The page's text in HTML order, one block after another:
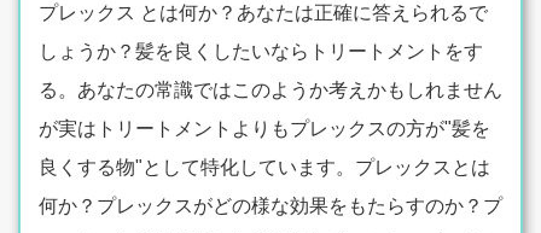
プレックス とは何か？あなたは正確に答えられるで
しょうか？髪を良くしたいならトリートメントをす
る。あなたの常識ではこのようか考えかもしれません
が実はトリートメントよりもプレックスの方が"髪を
良くする物"として特化しています。プレックスとは
何か？プレックスがどの様な効果をもたらすのか？プ